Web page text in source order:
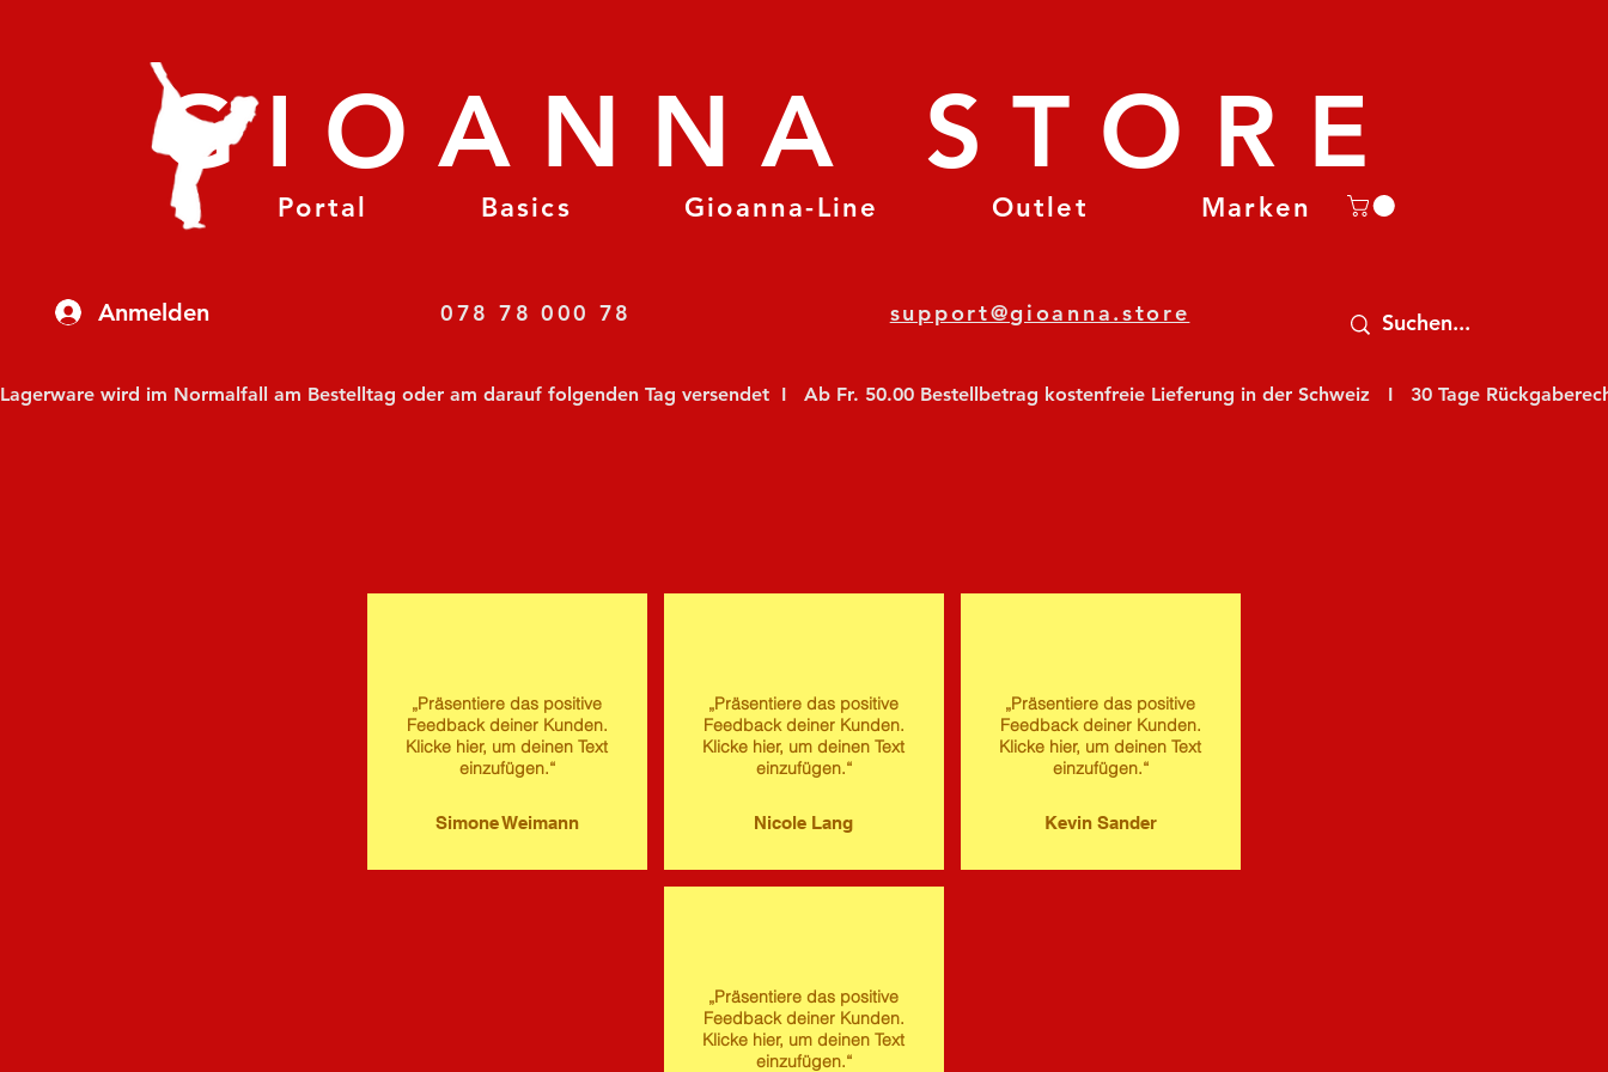
Anmelden
Portal Basics Gioanna-Line Outlet Marken
GIOANNA STORE
078 78 000 78 support@gioanna.store
Lagerware wird im Normalfall am Bestelltag oder am darauf folgenden Tag versendet  I   Ab Fr. 50.00 Bestellbetrag kostenfreie Lieferung in der Schweiz   I   30 Tage
„Präsentiere das positive
Feedback deiner Kunden.
Klicke hier, um deinen Text
einzufügen.“
Simone Weimann
„Präsentiere das positive
Feedback deiner Kunden.
Klicke hier, um deinen Text
einzufügen.“
Nicole Lang
„Präsentiere das positive
Feedback deiner Kunden.
Klicke hier, um deinen Text
einzufügen.“
Kevin Sander
„Präsentiere das positive
Feedback deiner Kunden.
Klicke hier, um deinen Text
einzufügen.“